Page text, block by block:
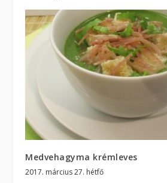
Medvehagyma krémleves
2017. március 27. hétfő